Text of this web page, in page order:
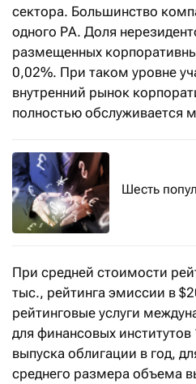
сектора. Большинство
одного РА. Доля
размещенных
0,02%. При таком уровне
внутренний рынок
полностью обслуживается
Шесть
При средней стоимости
тыс., рейтинга эмиссии в
рейтинговые услуги
для финансовых
выпуска облигации в год,
среднего размера объема